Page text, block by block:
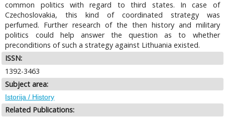
common politics with regard to third states. In case of
Czechoslovakia, this kind of coordinated strategy was
perfumed. Further research of the then history and military
politics could help answer the question as to whether
preconditions of such a strategy against Lithuania existed.
ISSN:
1392-3463
Subject area:
Istorija / History
Related Publications: